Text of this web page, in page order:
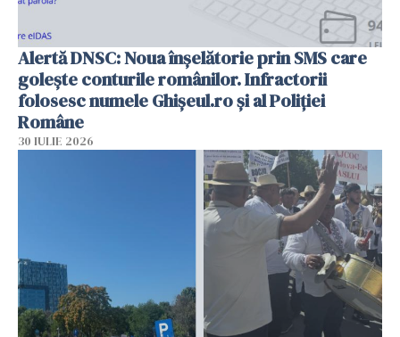
Alertă DNSC: Noua înșelătorie prin SMS care
golește conturile românilor. Infractorii
folosesc numele Ghișeul.ro și al Poliției
Române
30 IULIE 2026